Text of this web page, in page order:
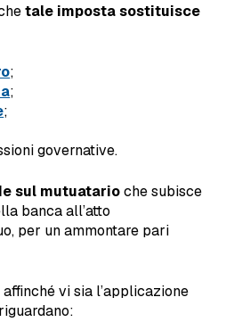
tale imposta sostituisce
;
;
;
governative.
sul mutuatarioche subisce
banca all’atto
per un ammontare pari
affinché vi sia l’applicazione